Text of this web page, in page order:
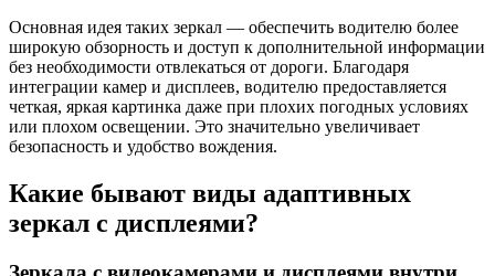
Основная идея таких зеркал — обеспечить водителю более
широкую обзорность и доступ к дополнительной информации
без необходимости отвлекаться от дороги. Благодаря
интеграции камер и дисплеев, водителю предоставляется
четкая, яркая картинка даже при плохих погодных условиях
или плохом освещении. Это значительно увеличивает
безопасность и удобство вождения.
Какие бывают виды адаптивных
зеркал с дисплеями?